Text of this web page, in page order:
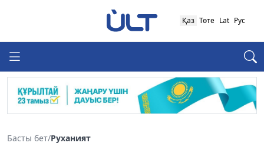
Қаз Төте Lat Рус
Басты бет/Руханият